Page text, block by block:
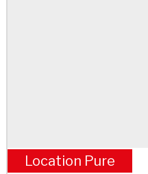
Location Pure